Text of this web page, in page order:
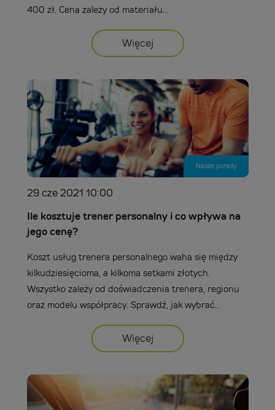
400 zł. Cena zależy od materiału...
Więcej
Nasze porady
29 cze 2021 10:00
Ile kosztuje trener personalny i co wpływa na
jego cenę?
Koszt usług trenera personalnego waha się między
kilkudziesięcioma, a kilkoma setkami złotych.
Wszystko zależy od doświadczenia trenera, regionu
oraz modelu współpracy. Sprawdź, jak wybrać...
Więcej